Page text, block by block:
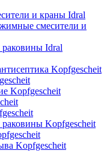
и краны Idral
смесители и
Idral
Kopfgescheit
Kopfgescheit
Kopfgescheit
Kopfgescheit